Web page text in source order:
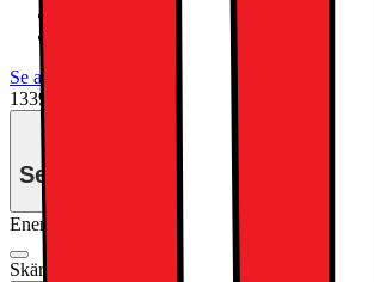
Apple M3 chip octa-core SoC
Se alla specifikationer
13390.-
Se månadspris vid delbetalning.
Energiklass Produktinformationsblad
Skärmstorlek (tum)